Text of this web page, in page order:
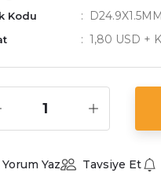
Kodu D24.9X1.5MM
1,80 USD +
Yorum Yaz Tavsiye Et